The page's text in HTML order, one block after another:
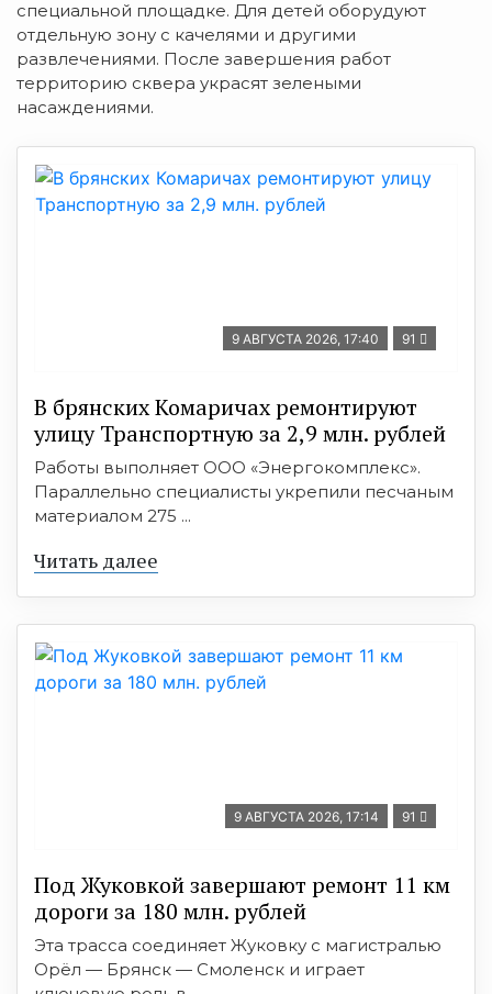
специальной площадке. Для детей оборудуют
отдельную зону с качелями и другими
развлечениями. После завершения работ
территорию сквера украсят зелеными
насаждениями.
9 АВГУСТА 2026, 17:40 91
В брянских Комаричах ремонтируют
улицу Транспортную за 2,9 млн. рублей
Работы выполняет ООО «Энергокомплекс».
Параллельно специалисты укрепили песчаным
материалом 275 ...
Читать далее
9 АВГУСТА 2026, 17:14 91
Под Жуковкой завершают ремонт 11 км
дороги за 180 млн. рублей
Эта трасса соединяет Жуковку с магистралью
Орёл — Брянск — Смоленск и играет